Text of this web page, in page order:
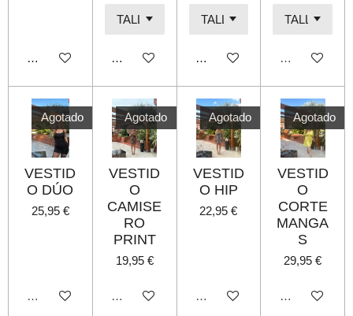
Añadir al carrito Añadir al carrito Añadir al carrito Agotado
Agotado
VESTID
O DÚO
25,95 €
Agotado
Agotado
VESTID
O
CAMISE
RO
PRINT
19,95 €
Agotado
Agotado
VESTID
O HIP
22,95 €
Agotado
Agotado
VESTID
O
CORTE
MANGA
S
29,95 €
Agotado